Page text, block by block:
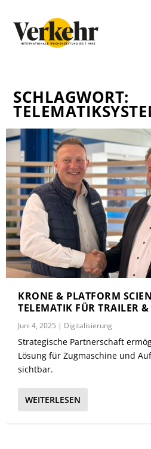
SCHLAGWORT:
KRONE & PLATFORM
TELEMATIK FÜR TRAILER &
Juni 4, 2025 | Digitalisierung
Strategische Partnerschaft
Lösung für Zugmaschine und
sichtbar.
WEITERLESEN